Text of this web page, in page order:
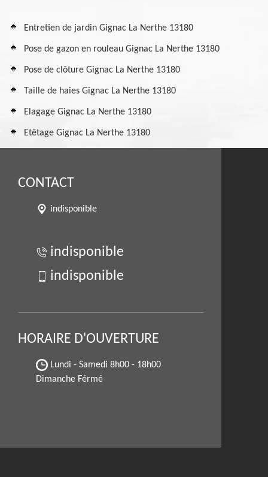
Entretien de jardin Gignac La Nerthe 13180
Pose de gazon en rouleau Gignac La Nerthe 13180
Pose de clôture Gignac La Nerthe 13180
Taille de haies Gignac La Nerthe 13180
Elagage Gignac La Nerthe 13180
Etêtage Gignac La Nerthe 13180
CONTACT
indisponible
indisponible
indisponible
HORAIRE D'OUVERTURE
Lundi - Samedi 8h00 - 18h00
Dimanche Férmé